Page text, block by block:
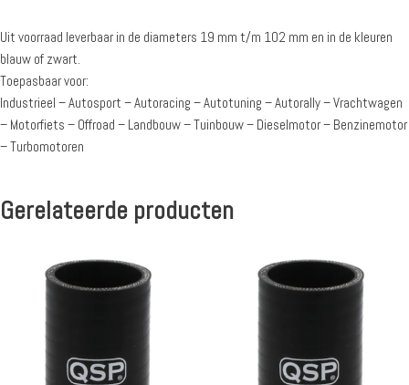
Uit voorraad leverbaar in de diameters 19 mm t/m 102 mm en in de kleuren
blauw of zwart.
Toepasbaar voor:
Industrieel – Autosport – Autoracing – Autotuning – Autorally – Vrachtwagen
– Motorfiets – Offroad – Landbouw – Tuinbouw – Dieselmotor – Benzinemotor
– Turbomotoren
Gerelateerde producten